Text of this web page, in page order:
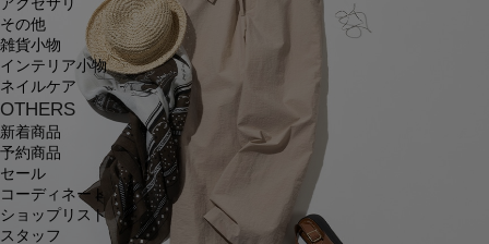
アクセサリ
その他
雑貨小物
インテリア小物
ネイルケア
OTHERS
新着商品
予約商品
セール
コーディネート
ショップリスト
スタッフ